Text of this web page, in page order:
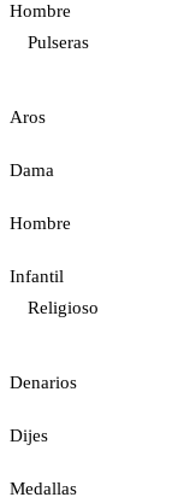
Hombre
Pulseras
Aros
Dama
Hombre
Infantil
Religioso
Denarios
Dijes
Medallas